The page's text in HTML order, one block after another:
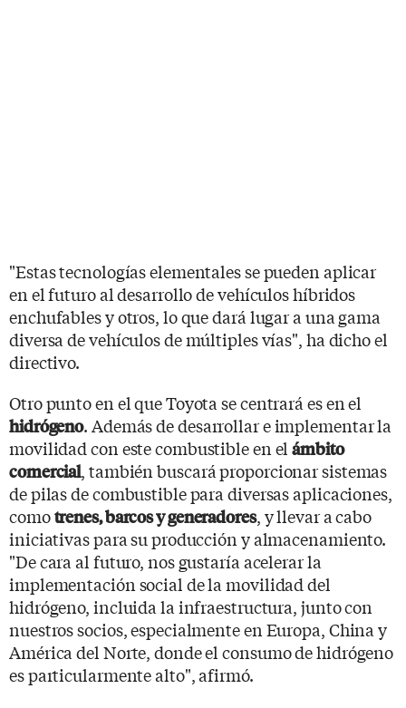
"Estas tecnologías elementales se pueden aplicar
en el futuro al desarrollo de vehículos híbridos
enchufables y otros, lo que dará lugar a una gama
diversa de vehículos de múltiples vías", ha dicho el
directivo.
Otro punto en el que Toyota se centrará es en el
hidrógeno. Además de desarrollar e implementar la
movilidad con este combustible en elámbito
comercial, también buscará proporcionar sistemas
de pilas de combustible para diversas aplicaciones,
comotrenes, barcos y generadores, y llevar a cabo
iniciativas para su producción y almacenamiento.
"De cara al futuro, nos gustaría acelerar la
implementación social de la movilidad del
hidrógeno, incluida la infraestructura, junto con
nuestros socios, especialmente en Europa, China y
América del Norte, donde el consumo de hidrógeno
es particularmente alto", afirmó.